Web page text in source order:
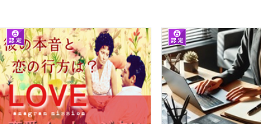
、
、魂をこめてお届けしています。
アル鑑定を提供できる鑑定士でありたいと誓います。あなたの
いけたら嬉しいです。
し見守ります。